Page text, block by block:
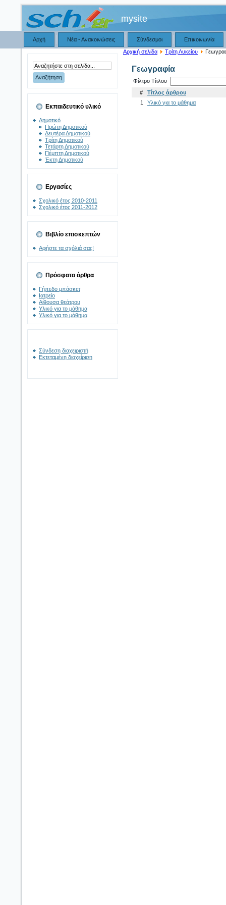
mysite
Αρχή Νέα - Ανακοινώσεις Σύνδεσμοι Επικοινωνία
Εκπαιδευτικό υλικό
Δημοτικό
Πρώτη Δημοτικού
Δευτέρα Δημοτικού
Τρίτη Δημοτικού
Τετάρτη Δημοτικού
Πέμπτη Δημοτικού
Έκτη Δημοτικού
Εργασίες
Σχολικό έτος 2010-2011
Σχολικό έτος 2011-2012
Βιβλίο επισκεπτών
Αφήστε τα σχόλιά σας!
Πρόσφατα άρθρα
Γήπεδο μπάσκετ
Ιατρείο
Αίθουσα θεάτρου
Υλικό για το μάθημα
Υλικό για το μάθημα
Σύνδεση διαχειριστή
Εκτεταμένη διαχείριση
Αρχική σελίδα Τρίτη Λυκείου
Γεωγραφία
Φίλτρο Τίτλου
#
Τίτλος άρθρου
1
Υλικό για το μάθημα